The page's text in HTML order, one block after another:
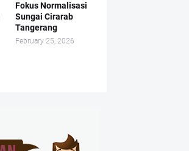
Fokus Normalisasi
Sungai Cirarab
Tangerang
February 25, 2026